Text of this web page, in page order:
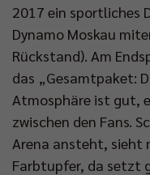
2017 ein sportliches
Dynamo Moskau
Rückstand). Am
das „Gesamtpaket:
Atmosphäre ist gut,
zwischen den Fans.
Arena ansteht, sieht
Farbtupfer, da setzt